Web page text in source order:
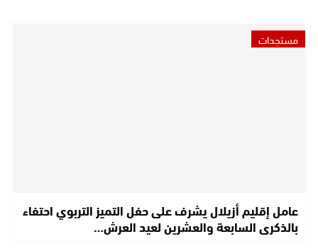
مستجدات
عامل إقليم أزيلال يشرف على حفل التميز التربوي احتفاء
بالذكرى السابعة والعشرين لعيد العرش…